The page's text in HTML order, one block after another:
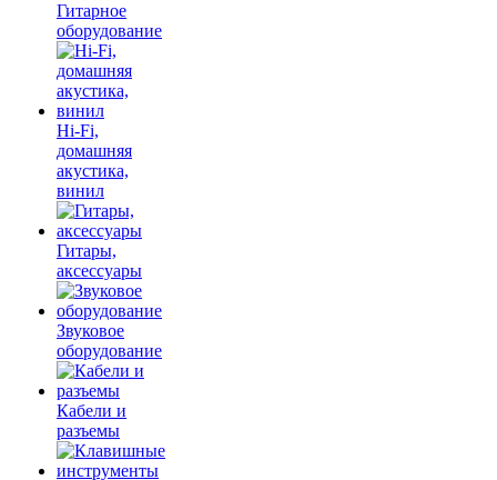
Гитарное
оборудование
Hi-Fi,
домашняя
акустика,
винил
Гитары,
аксессуары
Звуковое
оборудование
Кабели и
разъемы